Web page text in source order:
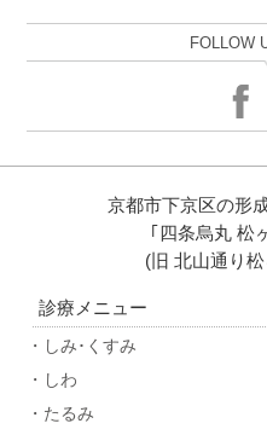
FOLLOW
京都市下京区の形
｢四条烏丸 松
(旧 北山通り
診療メニュー
・しみ･くすみ
・しわ
・たるみ